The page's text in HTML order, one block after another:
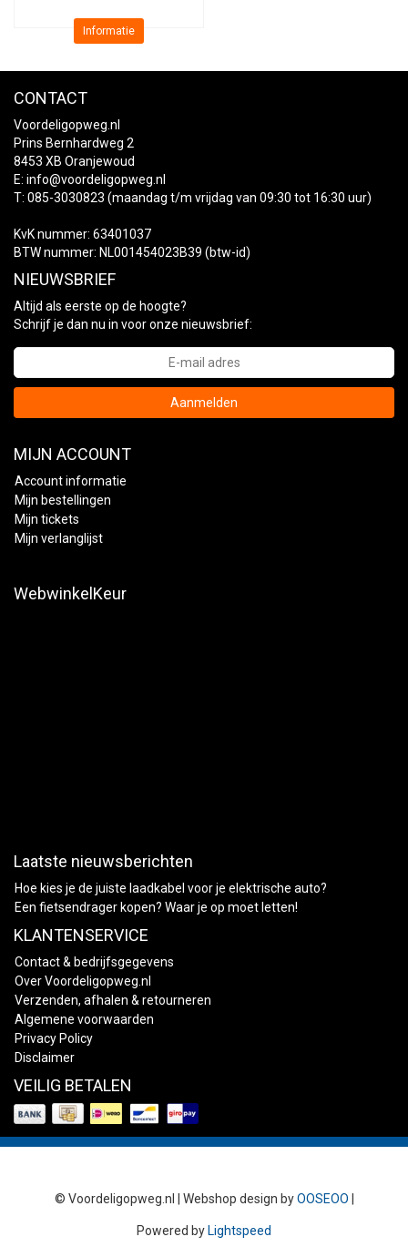
Informatie
CONTACT
Voordeligopweg.nl
Prins Bernhardweg 2
8453 XB Oranjewoud
E: info@voordeligopweg.nl
T: 085-3030823 (maandag t/m vrijdag van 09:30 tot 16:30 uur)
KvK nummer: 63401037
BTW nummer: NL001454023B39 (btw-id)
NIEUWSBRIEF
Altijd als eerste op de hoogte?
Schrijf je dan nu in voor onze nieuwsbrief:
Aanmelden
MIJN ACCOUNT
Account informatie
Mijn bestellingen
Mijn tickets
Mijn verlanglijst
WebwinkelKeur
Laatste nieuwsberichten
Hoe kies je de juiste laadkabel voor je elektrische auto?
Een fietsendrager kopen? Waar je op moet letten!
KLANTENSERVICE
Contact & bedrijfsgegevens
Over Voordeligopweg.nl
Verzenden, afhalen & retourneren
Algemene voorwaarden
Privacy Policy
Disclaimer
VEILIG BETALEN
© Voordeligopweg.nl | Webshop design byOOSEOO
Powered by Lightspeed